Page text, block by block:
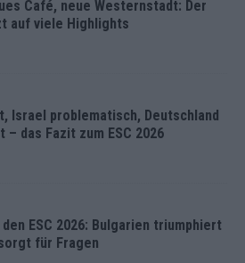
Café, neue Westernstadt: Der
auf viele Highlights
Israel problematisch, Deutschland
das Fazit zum ESC 2026
ESC 2026: Bulgarien triumphiert
für Fragen